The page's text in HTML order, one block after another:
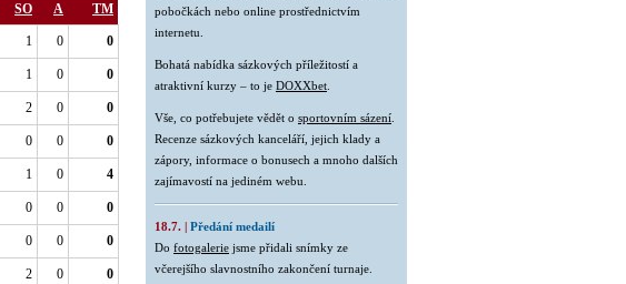
SO A TM
1 0 0
1 0 0
2 0 0
0 0 0
1 0 4
0 0 0
0 0 0
2 0 0
pobočkách nebo online prostřednictvím
internetu.
Bohatá nabídka sázkových příležitostí a
atraktivní kurzy – to je DOXXbet
Vše, co potřebujete vědět o sportovním sázení
Recenze sázkových kanceláří, jejich klady a
zápory, informace o bonusech a mnoho dalších
zajímavostí na jediném webu.
18.7. | Předání medailí
Do fotogalerie jsme přidali snímky ze
včerejšího slavnostního zakončení turnaje.